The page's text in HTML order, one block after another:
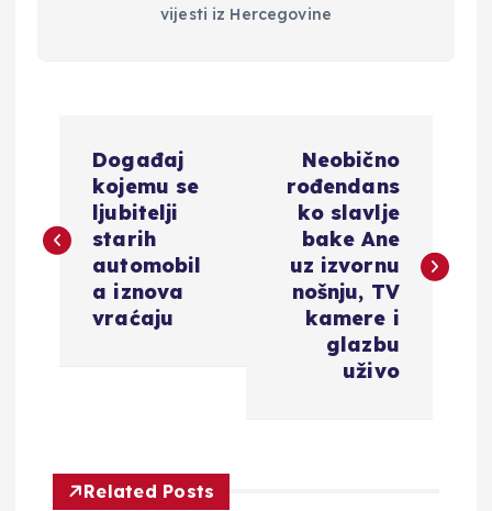
vijesti iz Hercegovine
v
c
Događaj
kojemu se
ljubitelji
starih
automobil
a iznova
vraćaju
Neobično
rođendans
ko slavlje
bake Ane
uz izvornu
nošnju, TV
kamere i
glazbu
uživo
Related Posts